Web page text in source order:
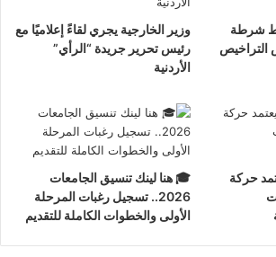
شرطة
وزير الخارجية يجري لقاءً إعلاميًا مع
رئيس تحرير جريدة “الرأي”
الأردنية
حركة
🎓 هنا لينك تنسيق الجامعات
2026.. تسجيل رغبات المرحلة
الأولى والخطوات الكاملة للتقديم